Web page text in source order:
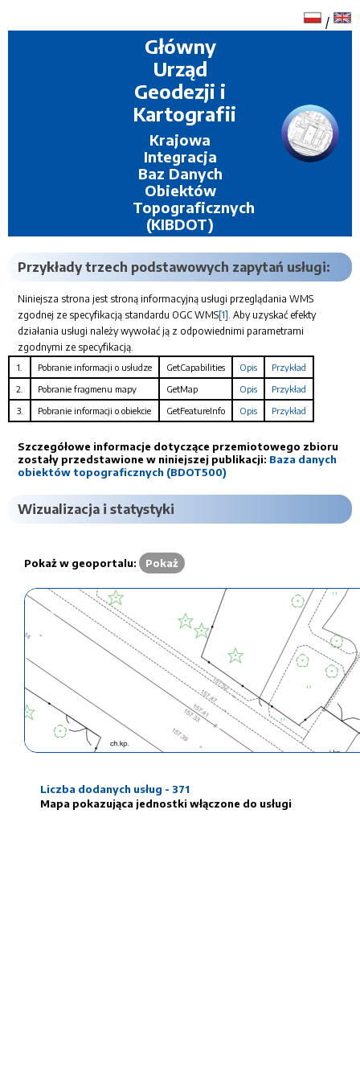
/
Główny
Urząd
Geodezji i
Kartografii
Krajowa
Integracja
Baz Danych
Obiektów
Topograficznych
(KIBDOT)
Przykłady trzech podstawowych zapytań usługi:
Niniejsza strona jest stroną informacyjną usługi przeglądania WMS
zgodnej ze specyfikacją standardu OGC WMS[1] . Aby uzyskać efekty
działania usługi należy wywołać ją z odpowiednimi parametrami
zgodnymi ze specyfikacją.
1. Pobranie informacji o usłudze GetCapabilities Opis Przykład
2. Pobranie fragmenu mapy GetMap Opis Przykład
3. Pobranie informacji o obiekcie GetFeatureInfo Opis Przykład
Szczegółowe informacje dotyczące przemiotowego zbioru
zostały przedstawione w niniejszej publikacji: Baza danych
obiektów topograficznych (BDOT500)
Wizualizacja i statystyki
Pokaż w geoportalu: Pokaż
Liczba dodanych usług - 371
Mapa pokazująca jednostki włączone do usługi